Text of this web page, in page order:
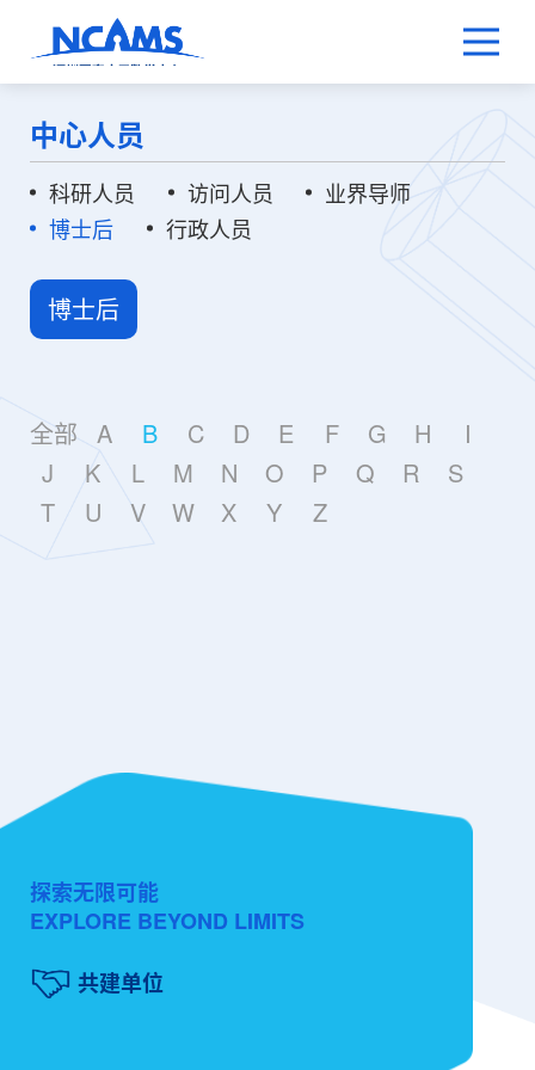
中心人员
科研人员 访问人员
业界导师
博士后
行政人员
博士后
全部 A B C D E F G H
I
J
K L M N O P Q R
S
T
U V W X Y Z
探索无限可能
EXPLORE BEYOND LIMITS
共建单位